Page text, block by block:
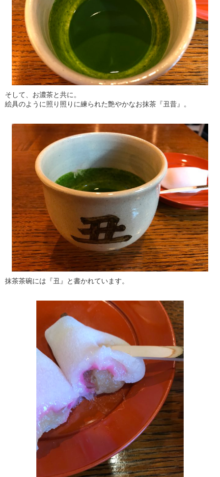
そして、お濃茶と共に。
絵具のように照り照りに練られた艶やかなお抹茶『丑昔』。
抹茶茶碗には『丑』と書かれています。